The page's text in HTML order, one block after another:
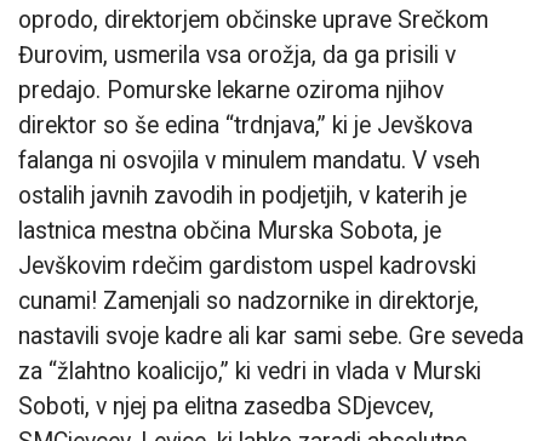
oprodo, direktorjem občinske uprave Srečkom
Đurovim, usmerila vsa orožja, da ga prisili v
predajo. Pomurske lekarne oziroma njihov
direktor so še edina “trdnjava,” ki je Jevškova
falanga ni osvojila v minulem mandatu. V vseh
ostalih javnih zavodih in podjetjih, v katerih je
lastnica mestna občina Murska Sobota, je
Jevškovim rdečim gardistom uspel kadrovski
cunami! Zamenjali so nadzornike in direktorje,
nastavili svoje kadre ali kar sami sebe. Gre seveda
za “žlahtno koalicijo,” ki vedri in vlada v Murski
Soboti, v njej pa elitna zasedba SDjevcev,